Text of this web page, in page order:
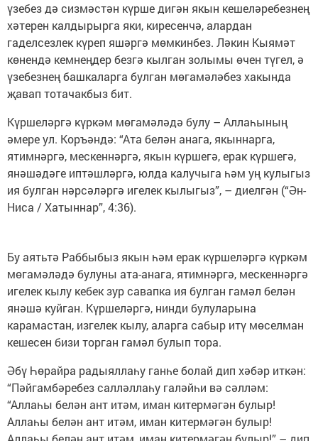
үзебез дә сизмәстән күрше дигән якын кешеләребезнең
хәтерен калдырырга яки, киресенчә, алардан
гаделсезлек күреп яшәргә мөмкинбез. Ләкин Кыямәт
көнендә кемнеңдер безгә кылган золымы өчен түгел, ә
үзебезнең башкаларга булган мөгамәләбез хакында
җавап тотачакбыз бит.
Күршеләргә күркәм мөгамәләдә булу – Аллаһының
әмере ул. Коръәндә: “Ата белән анага, якыннарга,
ятимнәргә, мескеннәргә, якын күршегә, ерак күршегә,
янәшәдәге иптәшләргә, юлда калучыга һәм уң кулыгыз
ия булган нәрсәләргә игелек кылыгыз”, – диелгән (“Ән-
Ниса / Хатыннар”, 4:36).
Бу аятьтә Раббыбыз якын һәм ерак күршеләргә күркәм
мөгамәләдә булуны ата-анага, ятимнәргә, мескеннәргә
игелек кылу кебек зур савапка ия булган гамәл белән
янәшә куйган. Күршеләргә, нинди булуларына
карамастан, изгелек кылу, аларга сабыр итү мөселман
кешесен бизи торган гамәл булып тора.
Әбү Һөрайра радыяллаһу ганһе болай дип хәбәр иткән:
“Пәйгамбәребез салләллаһу галәйһи вә сәлләм:
“Аллаһы белән ант итәм, иман китермәгән булыр!
Аллаһы белән ант итәм, иман китермәгән булыр!